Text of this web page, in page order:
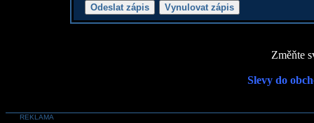
Změňte
Slevy do
REKLAMA